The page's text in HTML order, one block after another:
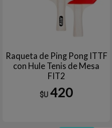
Raqueta de Ping Pong ITTF
con Hule Tenis de Mesa
FIT2
$U 420